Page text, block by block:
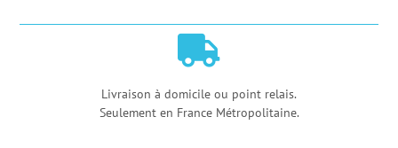

Livraison à domicile ou point relais.
Seulement en France Métropolitaine.